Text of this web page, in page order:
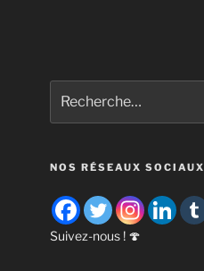
pour
:
NOS RÉSEAUX SOCIAUX
Suivez-nous ! 🍄